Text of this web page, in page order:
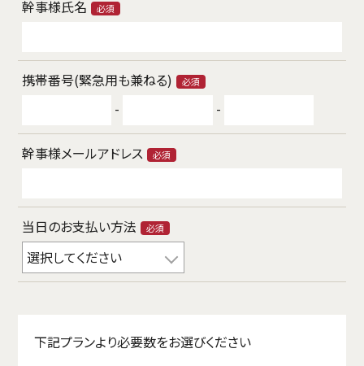
幹事様氏名 必須
携帯番号(緊急用も兼ねる) 必須
- -
幹事様メールアドレス 必須
当日のお支払い方法 必須
下記プランより必要数をお選びください